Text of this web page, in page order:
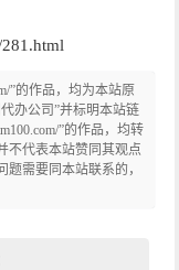
”的作品，均为本站原
办公司”并标明本站链
”的作品，均转
不代表本站赞同其观点
需要同本站联系的，